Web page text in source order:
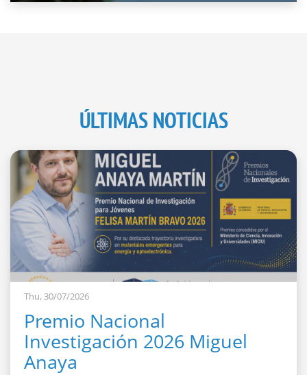
ÚLTIMAS NOTICIAS
Thu, 30/07/2026
Premio Nacional
Investigación 2026 Miguel
Anaya